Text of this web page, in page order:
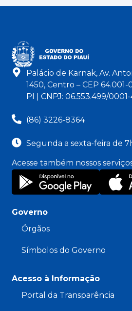
Palácio de Karnak, Av.
1450, Centro – CEP
PI | CNPJ: 06.553.499/
(86) 3226-8364
Segunda a sexta-feira de
Acesse também nossos
Governo
Órgãos
Símbolos do Governo
Acesso à Informação
Portal da Transparência